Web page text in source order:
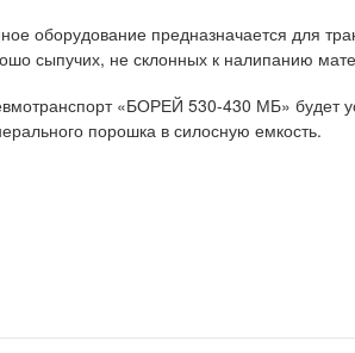
оборудование предназначается для
сыпучих, не склонных к налипанию
«БОРЕЙ 530-430 МБ» будет
порошка в силосную емкость.